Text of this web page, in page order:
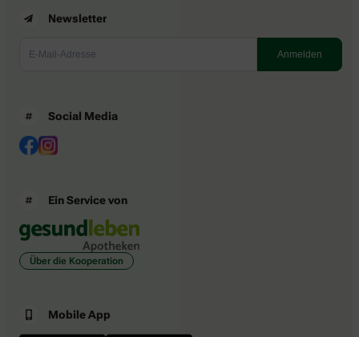
Newsletter
Social Media
Ein Service von
Über die Kooperation
Mobile App